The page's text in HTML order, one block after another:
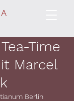
Time
Marcel
Berlin